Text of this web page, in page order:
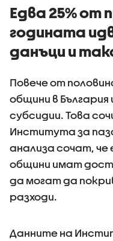
Едва 25% от
годината
данъци и
Повече от
общини в
субсидии. Това
Института за
анализа сочат, че
общини имат
да могат да
разходи.
Данните на